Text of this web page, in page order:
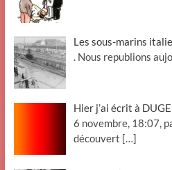
Les sous-marins
. Nous republions
Hier j’ai écrit à
6 novembre, 18:07,
découvert […]